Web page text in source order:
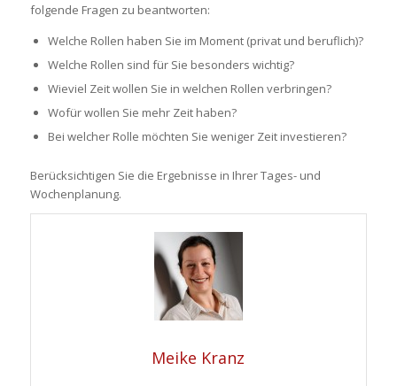
folgende Fragen zu beantworten:
Welche Rollen haben Sie im Moment (privat und beruflich)?
Welche Rollen sind für Sie besonders wichtig?
Wieviel Zeit wollen Sie in welchen Rollen verbringen?
Wofür wollen Sie mehr Zeit haben?
Bei welcher Rolle möchten Sie weniger Zeit investieren?
Berücksichtigen Sie die Ergebnisse in Ihrer Tages- und
Wochenplanung.
Meike Kranz